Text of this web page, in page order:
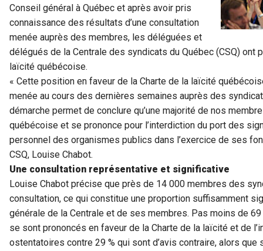
Conseil général à Québec et après avoir pris
connaissance des résultats d’une consultation
menée auprès des membres, les déléguées et
délégués de la Centrale des syndicats du Québec (CSQ) ont
laïcité québécoise.
« Cette position en faveur de la Charte de la laïcité
menée au cours des dernières semaines auprès des
démarche permet de conclure qu’une majorité de nos
québécoise et se prononce pour l’interdiction du port des
personnel des organismes publics dans l’exercice de ses
CSQ, Louise Chabot.
Une consultation représentative et significative
Louise Chabot précise que près de 14 000 membres des
consultation, ce qui constitue une proportion suffisamment
générale de la Centrale et de ses membres. Pas moins de
se sont prononcés en faveur de la Charte de la laïcité et de
ostentatoires contre 29 % qui sont d’avis contraire, alors